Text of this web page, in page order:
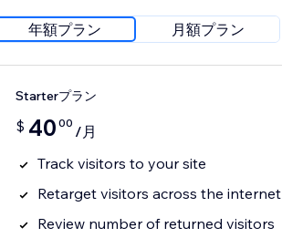
年額プラン 月額プラン
Starterプラン
$ 40 00 /月
Track visitors to your site
Retarget visitors across the internet
Review number of returned visitors